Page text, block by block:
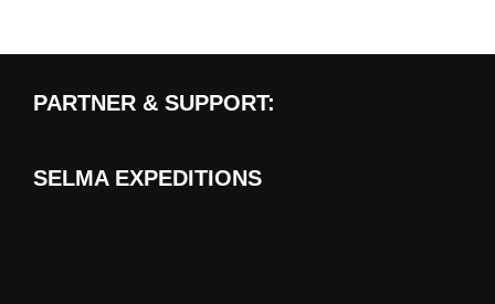
PARTNER & SUPPORT:
SELMA EXPEDITIONS